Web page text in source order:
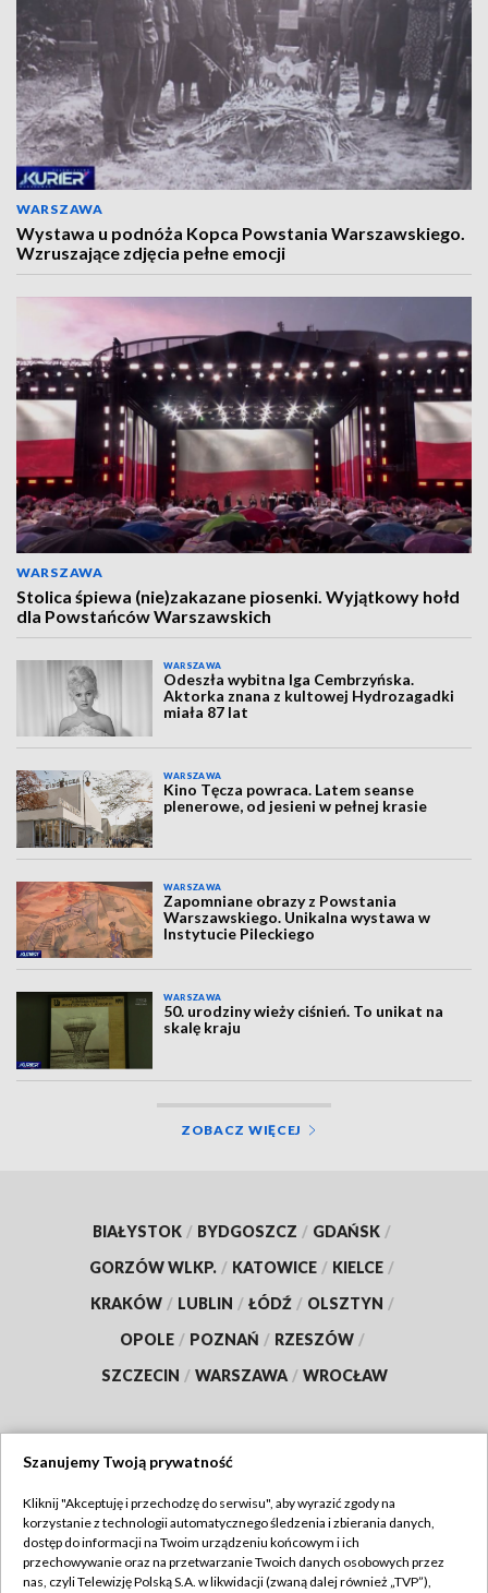
WARSZAWA
Wystawa u podnóża Kopca Powstania Warszawskiego.
Wzruszające zdjęcia pełne emocji
WARSZAWA
Stolica śpiewa (nie)zakazane piosenki. Wyjątkowy hołd
dla Powstańców Warszawskich
WARSZAWA
Odeszła wybitna Iga Cembrzyńska.
Aktorka znana z kultowej Hydrozagadki
miała 87 lat
WARSZAWA
Kino Tęcza powraca. Latem seanse
plenerowe, od jesieni w pełnej krasie
WARSZAWA
Zapomniane obrazy z Powstania
Warszawskiego. Unikalna wystawa w
Instytucie Pileckiego
WARSZAWA
50. urodziny wieży ciśnień. To unikat na
skalę kraju
ZOBACZ WIĘCEJ
BIAŁYSTOK / BYDGOSZCZ / GDAŃSK /
GORZÓW WLKP. / KATOWICE / KIELCE /
KRAKÓW / LUBLIN / ŁÓDŹ / OLSZTYN /
OPOLE / POZNAŃ / RZESZÓW /
SZCZECIN / WARSZAWA / WROCŁAW
TVP
Abonament TVP
Regulamin TVP
Szanujemy Twoją prywatność
Kliknij "Akceptuję i przechodzę do serwisu", aby wyrazić zgody na
korzystanie z technologii automatycznego śledzenia i zbierania danych,
dostęp do informacji na Twoim urządzeniu końcowym i ich
przechowywanie oraz na przetwarzanie Twoich danych osobowych przez
nas, czyli Telewizję Polską S.A. w likwidacji (zwaną dalej również „TVP”),